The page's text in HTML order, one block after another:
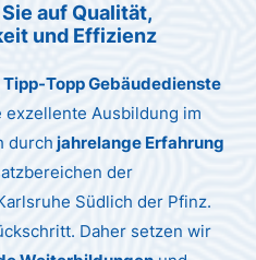
auf Qualität,
und Effizienz
Tipp-Topp Gebäudedienste
Ausbildung im
durch jahrelange Erfahrung
der
Südlich der Pfinz.
Daher setzen wir